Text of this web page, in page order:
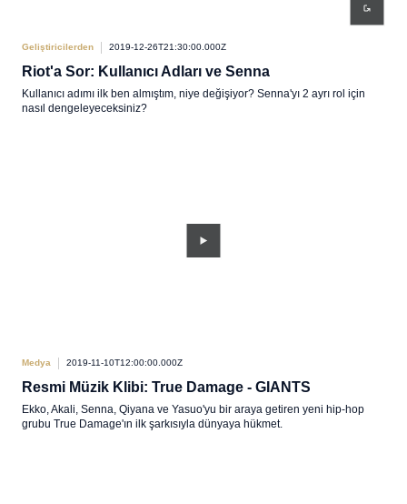
Geliştiricilerden 2019-12-26T21:30:00.000Z
Riot'a Sor: Kullanıcı Adları ve Senna
Kullanıcı adımı ilk ben almıştım, niye değişiyor? Senna'yı 2 ayrı rol için
nasıl dengeleyeceksiniz?
Medya 2019-11-10T12:00:00.000Z
Resmi Müzik Klibi: True Damage - GIANTS
Ekko, Akali, Senna, Qiyana ve Yasuo'yu bir araya getiren yeni hip-hop
grubu True Damage'ın ilk şarkısıyla dünyaya hükmet.